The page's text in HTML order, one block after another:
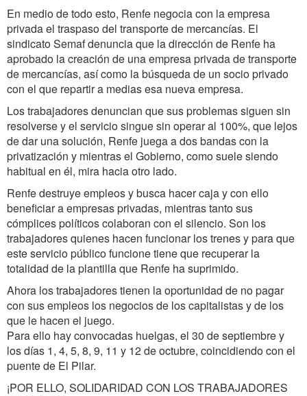
En medio de todo esto, Renfe negocia con la empresa
privada el traspaso del transporte de mercancías. El
sindicato Semaf denuncia que la dirección de Renfe ha
aprobado la creación de una empresa privada de transporte
de mercancías, así como la búsqueda de un socio privado
con el que repartir a medias esa nueva empresa.
Los trabajadores denuncian que sus problemas siguen sin
resolverse y el servicio singue sin operar al 100%, que lejos
de dar una solución, Renfe juega a dos bandas con la
privatización y mientras el Gobierno, como suele siendo
habitual en él, mira hacia otro lado.
Renfe destruye empleos y busca hacer caja y con ello
beneficiar a empresas privadas, mientras tanto sus
cómplices políticos colaboran con el silencio. Son los
trabajadores quienes hacen funcionar los trenes y para que
este servicio público funcione tiene que recuperar la
totalidad de la plantilla que Renfe ha suprimido.
Ahora los trabajadores tienen la oportunidad de no pagar
con sus empleos los negocios de los capitalistas y de los
que le hacen el juego.
Para ello hay convocadas huelgas, el 30 de septiembre y
los días 1, 4, 5, 8, 9, 11 y 12 de octubre, coincidiendo con el
puente de El Pilar.
¡POR ELLO, SOLIDARIDAD CON LOS TRABAJADORES